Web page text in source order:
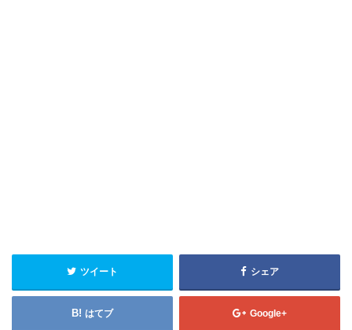
ツイート シェア
はてブ Google+